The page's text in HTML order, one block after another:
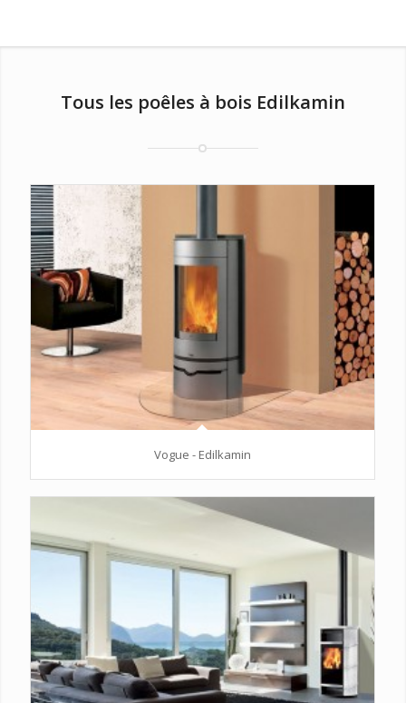
Tous les poêles à bois Edilkamin
Vogue - Edilkamin